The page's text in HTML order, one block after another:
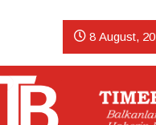
8 August,